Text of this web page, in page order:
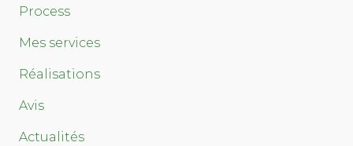
Process
Mes services
Réalisations
Avis
Actualités